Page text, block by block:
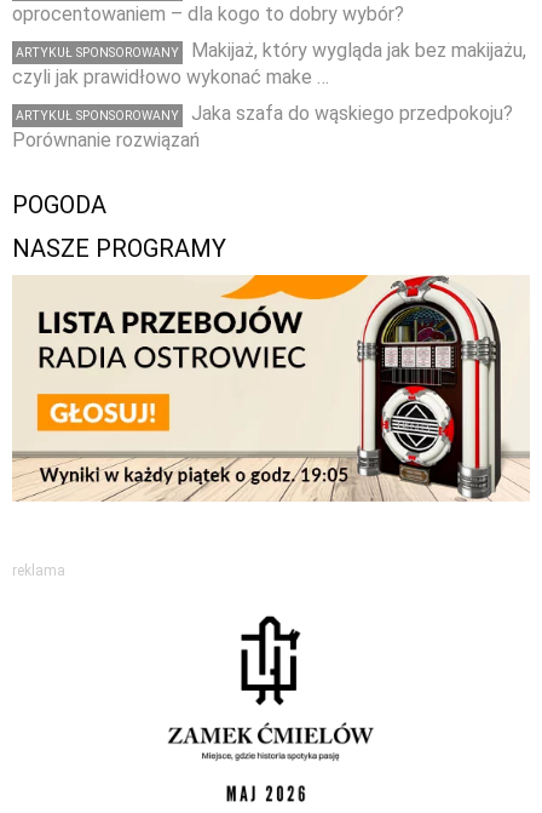
oprocentowaniem – dla kogo to dobry wybór?
ARTYKUŁ SPONSOROWANY
Makijaż, który wygląda jak bez makijażu,
czyli jak prawidłowo wykonać make …
ARTYKUŁ SPONSOROWANY
Jaka szafa do wąskiego przedpokoju?
Porównanie rozwiązań
POGODA
NASZE PROGRAMY
reklama